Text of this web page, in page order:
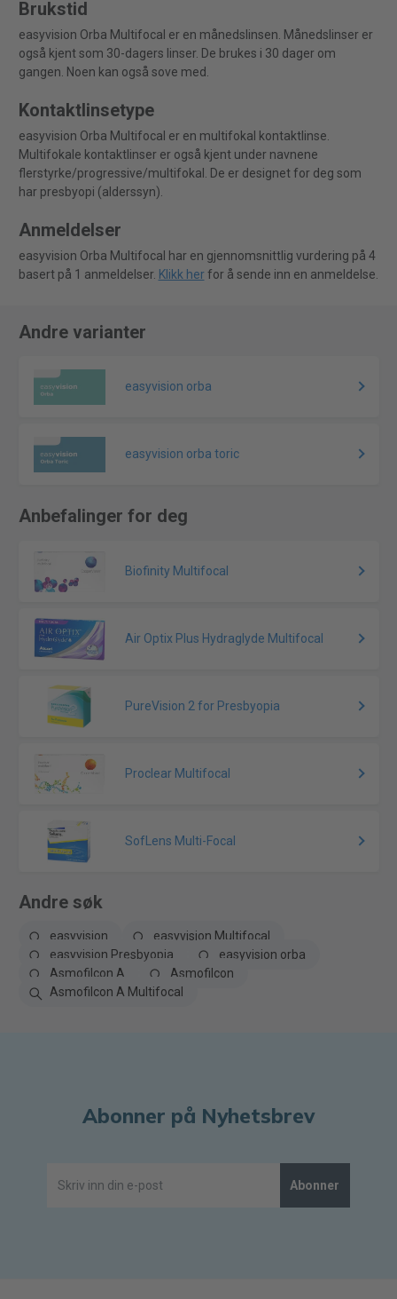
Brukstid
easyvision Orba Multifocal er en månedslinsen. Månedslinser er
også kjent som 30-dagers linser. De brukes i 30 dager om
gangen. Noen kan også sove med.
Kontaktlinsetype
easyvision Orba Multifocal er en multifokal kontaktlinse.
Multifokale kontaktlinser er også kjent under navnene
flerstyrke/progressive/multifokal. De er designet for deg som
har presbyopi (alderssyn).
Anmeldelser
easyvision Orba Multifocal har en gjennomsnittlig vurdering på 4
basert på 1 anmeldelser. Klikk herfor å sende inn en anmeldelse.
Andre varianter
easyvision orba
easyvision orba toric
Anbefalinger for deg
Biofinity Multifocal
Air Optix Plus Hydraglyde Multifocal
PureVision 2 for Presbyopia
Proclear Multifocal
SofLens Multi-Focal
Andre søk
easyvision
easyvision Multifocal
easyvision Presbyopia
easyvision orba
Asmofilcon A
Asmofilcon
Asmofilcon A Multifocal
Abonner på Nyhetsbrev
Abonner